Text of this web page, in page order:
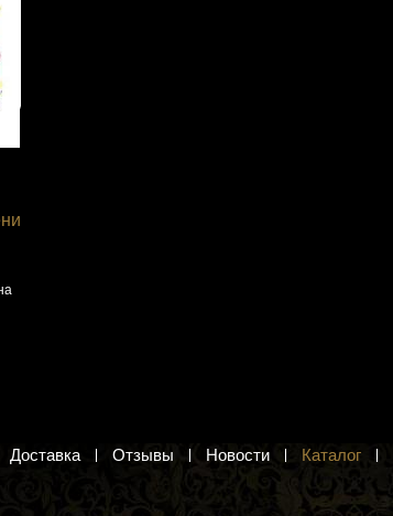
Доставка Отзывы Новости Каталог